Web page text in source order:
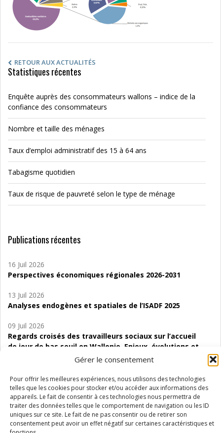
Gérer le consentement
Pour offrir les meilleures expériences, nous utilisons des technologies
telles que les cookies pour stocker et/ou accéder aux informations des
appareils. Le fait de consentir à ces technologies nous permettra de
traiter des données telles que le comportement de navigation ou les ID
uniques sur ce site. Le fait de ne pas consentir ou de retirer son
consentement peut avoir un effet négatif sur certaines caractéristiques et
RETOUR AUX ACTUALITÉS
Statistiques récentes
Enquête auprès des consommateurs wallons – indice de la
confiance des consommateurs
Nombre et taille des ménages
Taux d’emploi administratif des 15 à 64 ans
Tabagisme quotidien
Taux de risque de pauvreté selon le type de ménage
Publications récentes
16 Juil 2026
Perspectives économiques régionales 2026-2031
13 Juil 2026
Analyses endogènes et spatiales de l’ISADF 2025
09 Juil 2026
Regards croisés des travailleurs sociaux sur l’accueil
de jour de bas seuil en Wallonie. Enjeux, évolutions et
06 Juil 2026
Étude d’évaluabilité des Structures
d’accompagnement à l’autocréation d’emploi (SAACE)
01 Juil 2026
Pénurie du personnel infirmier :quels indicateurs